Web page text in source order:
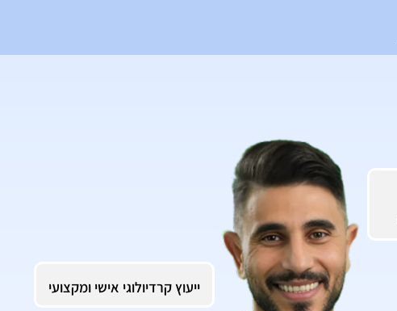
ייעוץ קרדיולוגי אישי ומקצועי